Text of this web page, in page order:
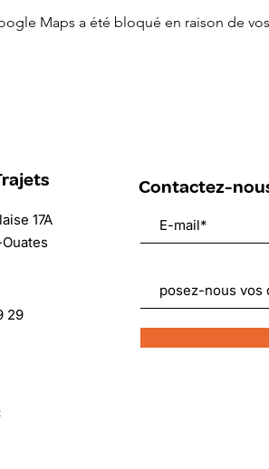
Maps a été bloqué en raison de
17A
29
Contactez-